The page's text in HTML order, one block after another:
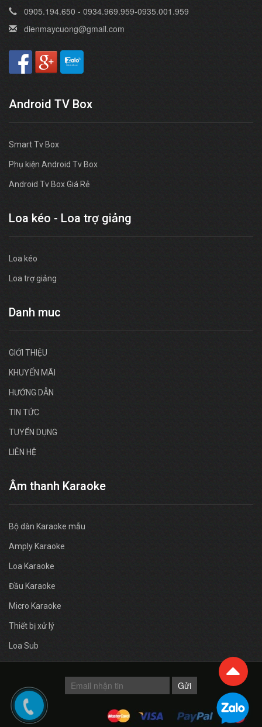
0905.194.650 - 0934.969.959-0935.001.959
dienmaycuong@gmail.com
Android TV Box
Smart Tv Box
Phụ kiện Android Tv Box
Android Tv Box Giá Rẻ
Loa kéo - Loa trợ giảng
Loa kéo
Loa trợ giảng
Danh muc
GIỚI THIỆU
KHUYẾN MÃI
HƯỚNG DẪN
TIN TỨC
TUYỂN DỤNG
LIÊN HỆ
Âm thanh Karaoke
Bộ dàn Karaoke mẫu
Amply Karaoke
Loa Karaoke
Đầu Karaoke
Micro Karaoke
Thiết bị xử lý
Loa Sub
Gửi